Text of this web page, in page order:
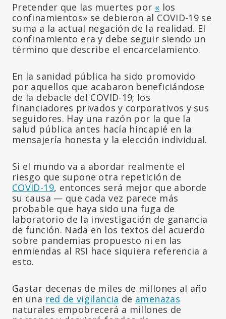
Pretender que las muertes por « los
confinamientos» se debieron al COVID-19 se
suma a la actual negación de la realidad. El
confinamiento era y debe seguir siendo un
término que describe el encarcelamiento.
En la sanidad pública ha sido promovido
por aquellos que acabaron beneficiándose
de la debacle del COVID-19; los
financiadores privados y corporativos y sus
seguidores. Hay una razón por la que la
salud pública antes hacía hincapié en la
mensajería honesta y la elección individual.
Si el mundo va a abordar realmente el
riesgo que supone otra repetición de
COVID-19, entonces será mejor que aborde
su causa — que cada vez parece más
probable que haya sido una fuga de
laboratorio de la investigación de ganancia
de función. Nada en los textos del acuerdo
sobre pandemias propuesto ni en las
enmiendas al RSI hace siquiera referencia a
esto.
Gastar decenas de miles de millones al año
en una red de vigilancia de amenazas
naturales empobrecerá a millones de